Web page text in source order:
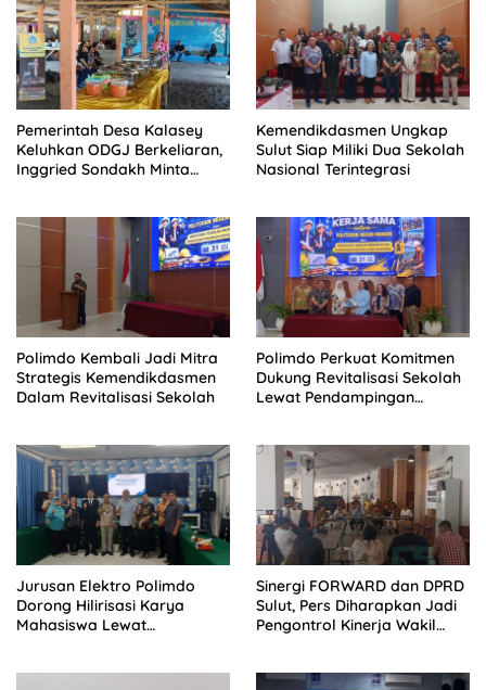
Pemerintah Desa Kalasey
Keluhkan ODGJ Berkeliaran,
Inggried Sondakh Minta
Kemendikdasmen Ungkap
Sulut Siap Miliki Dua Sekolah
Nasional Terintegrasi
Polimdo Kembali Jadi Mitra
Strategis Kemendikdasmen
Dalam Revitalisasi Sekolah
Polimdo Perkuat Komitmen
Dukung Revitalisasi Sekolah
Lewat Pendampingan
Jurusan Elektro Polimdo
Dorong Hilirisasi Karya
Mahasiswa Lewat
Sinergi FORWARD dan DPRD
Sulut, Pers Diharapkan Jadi
Pengontrol Kinerja Wakil